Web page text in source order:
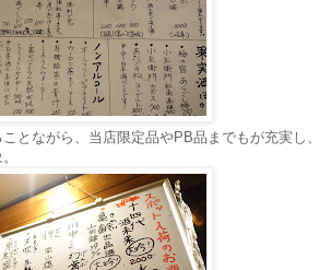
とながら、当店限定品やPB品までもが充実し、